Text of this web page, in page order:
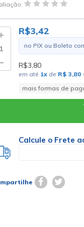
R$3,42
no PIX ou Boleto
R$3,80
em até 1xde R$ 3,80
mais formas de
Calcule o Frete